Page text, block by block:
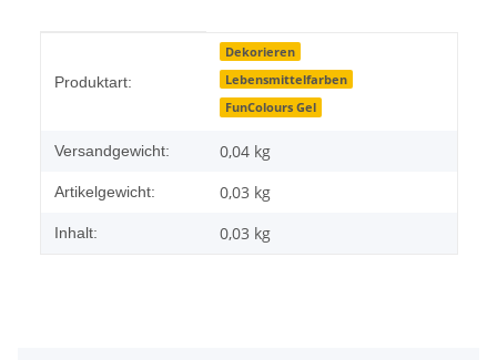
Produktart:
Dekorieren
Lebensmittelfarben
FunColours Gel
Versandgewicht: 0,04 kg
Artikelgewicht: 0,03 kg
Inhalt: 0,03 kg